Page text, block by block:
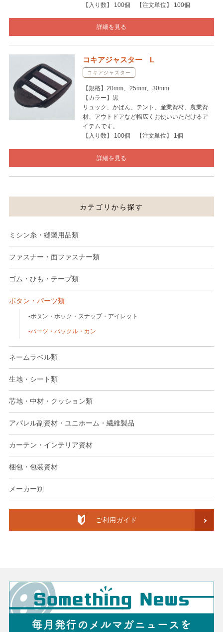
カテゴリから探す
ミシン糸・縫製用品類
ファスナー・面ファスナー類
ゴム・ひも・テープ類
ボタン・パーツ類
ボタン・ホック・スナップ・アイレット
パーツ・バックル・カン
ネームラベル類
生地・シート類
芯地・中材・クッション類
アパレル副資材・ユニホーム・繊維製品
カーテン・インテリア資材
梱包・包装資材
メーカー別
ご利用ガイド
【入り数】 100個 【注文単位】 100個
詳細を見る
コキアジャスター L
コキアジャスター
【規格】20mm、25mm、30mm
【カラー】黒
リュック、かばん、テント、産業資材、農業資
材、アウトドアなど幅広くお使いいただけるア
イテムです。
【入り数】 100個 【注文単位】 1個
詳細を見る